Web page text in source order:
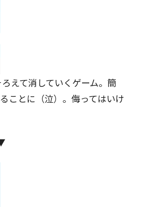
えて消していくゲーム。簡
ことに（泣）。侮ってはいけ